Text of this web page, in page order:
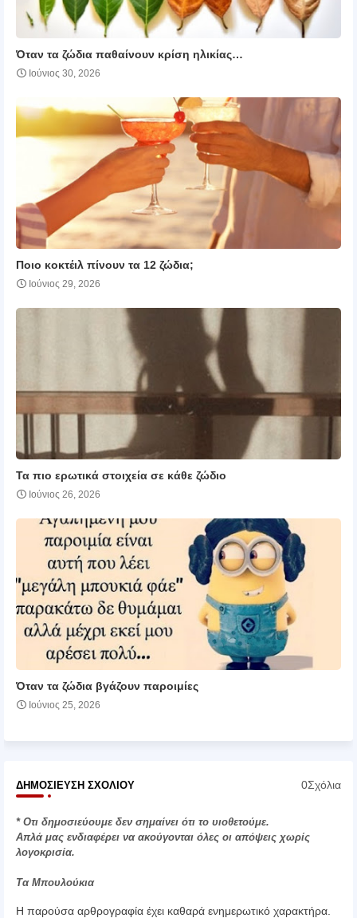
Όταν τα ζώδια παθαίνουν κρίση ηλικίας…
Ιούνιος 30, 2026
Ποιο κοκτέιλ πίνουν τα 12 ζώδια;
Ιούνιος 29, 2026
Τα πιο ερωτικά στοιχεία σε κάθε ζώδιο
Ιούνιος 26, 2026
Όταν τα ζώδια βγάζουν παροιμίες
Ιούνιος 25, 2026
ΔΗΜΟΣΊΕΥΣΗ ΣΧΟΛΊΟΥ 0Σχόλια
* Οτι δημοσιεύουμε δεν σημαίνει ότι το υιοθετούμε.
Απλά μας ενδιαφέρει να ακούγονται όλες οι απόψεις χωρίς
λογοκρισία.
Τα Μπουλούκια
Η παρούσα αρθρογραφία έχει καθαρά ενημερωτικό χαρακτήρα.